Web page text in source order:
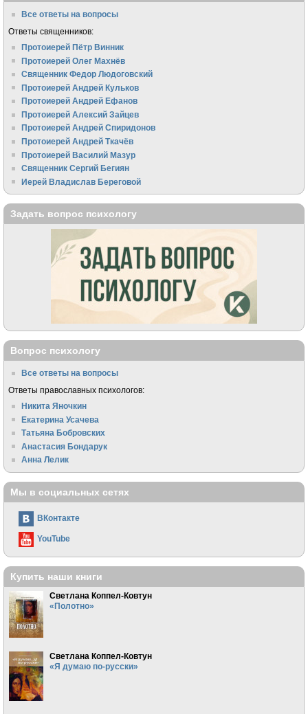
Все ответы на вопросы
Ответы священников:
Протоиерей Пётр Винник
Протоиерей Олег Махнёв
Священник Федор Людоговский
Протоиерей Андрей Кульков
Протоиерей Андрей Ефанов
Протоиерей Алексий Зайцев
Протоиерей Андрей Спиридонов
Протоиерей Андрей Ткачёв
Протоиерей Василий Мазур
Священник Сергий Бегиян
Иерей Владислав Береговой
Задать вопрос психологу
Вопрос психологу
Все ответы на вопросы
Ответы православных психологов:
Никита Яночкин
Екатерина Усачева
Татьяна Бобровских
Анастасия Бондарук
Анна Лелик
Мы в социальных сетях
ВКонтакте
YouTube
Купить наши книги
Светлана Коппел-Ковтун
«Полотно»
Светлана Коппел-Ковтун
«Я думаю по-русски»